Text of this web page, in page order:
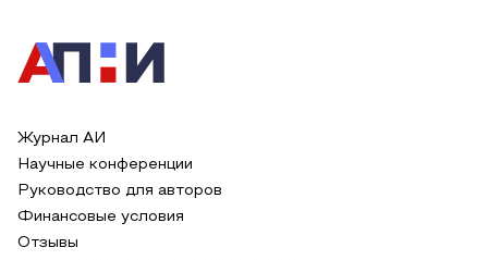
Журнал АИ
Научные конференции
Руководство для авторов
Финансовые условия
Отзывы